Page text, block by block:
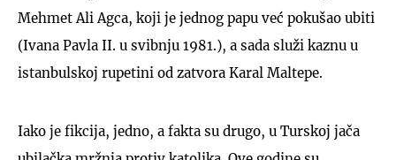
Mehmet Ali Agca, koji je jednog papu već pokušao ubiti
(Ivana Pavla II. u svibnju 1981.), a sada služi kaznu u
istanbulskoj rupetini od zatvora Karal Maltepe.
Iako je fikcija, jedno, a fakta su drugo, u Turskoj jača